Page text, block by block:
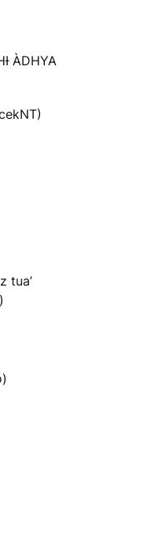
ÀDHYA
tuaʼ